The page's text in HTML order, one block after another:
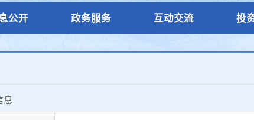
公开 政务服务 互动交流 投
息